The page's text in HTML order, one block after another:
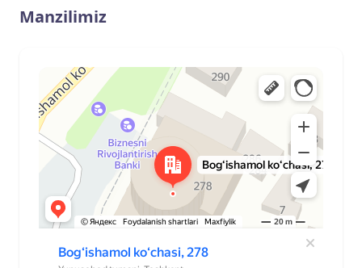
Manzilimiz
Ташкент
Улица Богишамол, 278 — Яндекс Карты